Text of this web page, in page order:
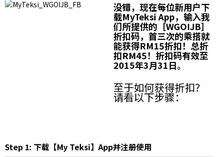
没错，现在每位新用户下
载MyTeksi App，输入我
们所提供的［WGOIJB］
折扣码，首三次的乘搭就
能获得RM15折扣！总折
扣RM45！折扣码有效至
2015年3月31日。
至于如何获得折扣？
请看以下步骤：
Step 1: 下载【My Teksi】App并注册使用